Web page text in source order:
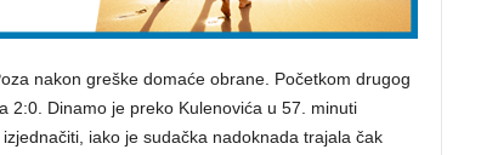
nakon greške domaće obrane. Početkom drugog
2:0. Dinamo je preko Kulenovića u 57. minuti
iako je sudačka nadoknada trajala čak